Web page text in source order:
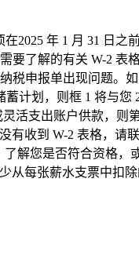
在2025 年 1 月 31 日之
要了解的有关 W-2
税申报单出现问题。
计划，则框 1 将与
活支出账户供款，则
有收到 W-2 表格，
解您是否符合资格
每张薪水支票中扣